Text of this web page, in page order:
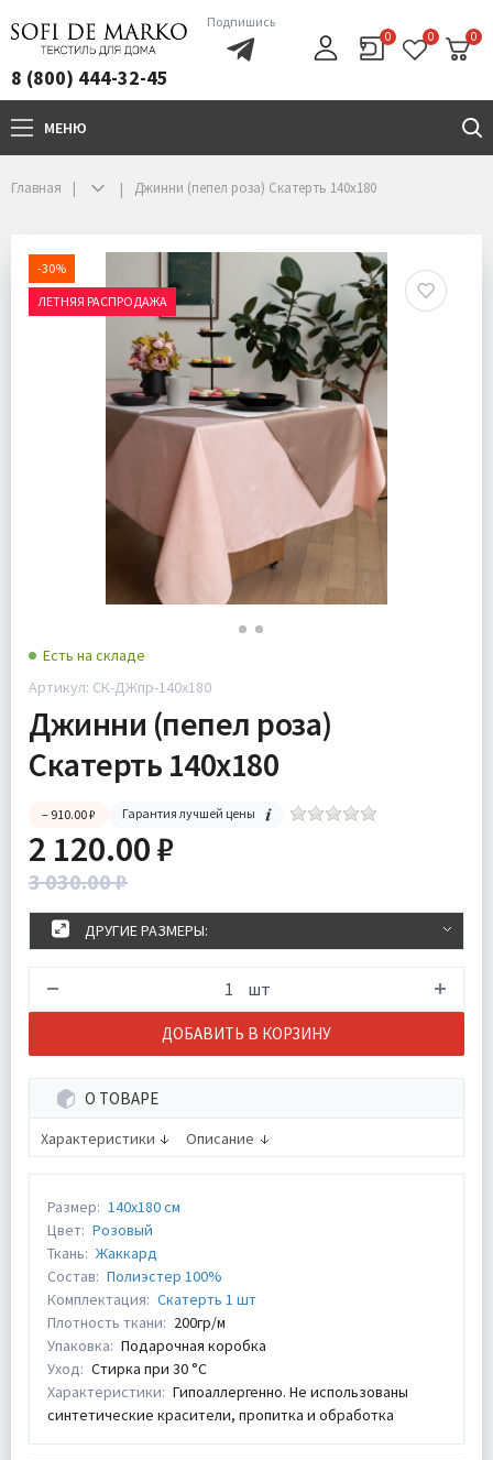
8 (800) 444-32-45
Подпишись
0 0 0
МЕНЮ
Главная Джинни (пепел роза) Скатерть 140х180
-30%
ЛЕТНЯЯ РАСПРОДАЖА
Есть на складе
Артикул: СК-ДЖпр-140х180
Джинни (пепел роза)
Скатерть 140х180
– 910.00 ₽ Гарантия лучшей цены
2 120.00 ₽
3 030.00 ₽
ДРУГИЕ РАЗМЕРЫ:
шт
ДОБАВИТЬ В КОРЗИНУ
О ТОВАРЕ
Характеристики Описание
Размер: 140х180 см
Цвет: Розовый
Ткань: Жаккард
Состав: Полиэстер 100%
Комплектация: Скатерть 1 шт
Плотность ткани: 200гр/м
Упаковка: Подарочная коробка
Уход: Стирка при 30 °С
Характеристики: Гипоаллергенно. Не использованы
синтетические красители, пропитка и обработка